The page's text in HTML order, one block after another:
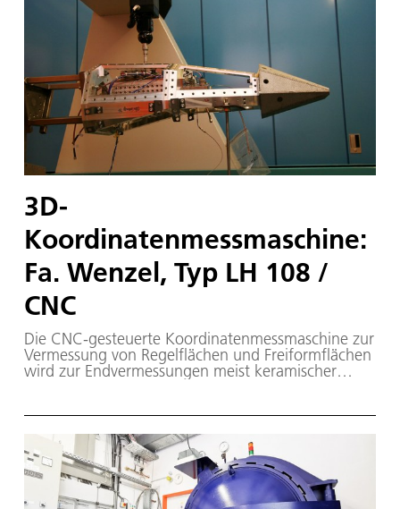
3D-
Koordinatenmessmaschine:
Fa. Wenzel, Typ LH 108 /
CNC
Die CNC-gesteuerte Koordinatenmessmaschine zur
Vermessung von Regelflächen und Freiformflächen
wird zur Endvermessungen meist keramischer
verschiedenen Fertigungsschritten feststellen zu
können, eingesetzt.